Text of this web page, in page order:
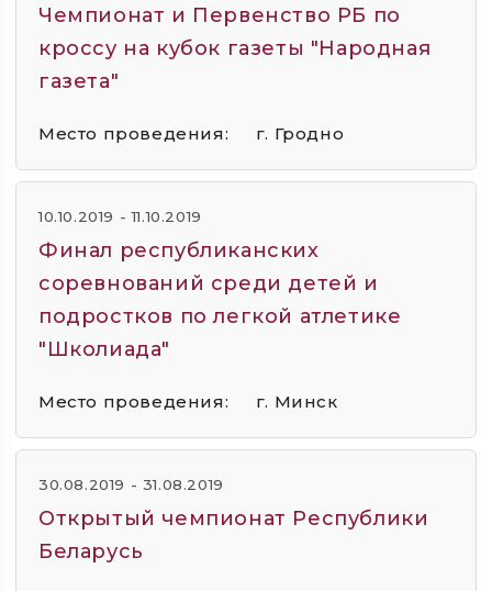
Чемпионат и Первенство РБ по
кроссу на кубок газеты "Народная
газета"
Место проведения: г. Гродно
10.10.2019 - 11.10.2019
Финал республиканских
соревнований среди детей и
подростков по легкой атлетике
"Школиада"
Место проведения: г. Минск
30.08.2019 - 31.08.2019
Открытый чемпионат Республики
Беларусь